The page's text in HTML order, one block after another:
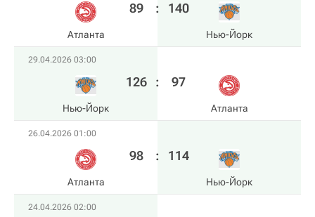
Атланта
89 : 140
Нью-Йорк
29.04.2026 03:00
Нью-Йорк
126 : 97
Атланта
26.04.2026 01:00
Атланта
98 : 114
Нью-Йорк
24.04.2026 02:00